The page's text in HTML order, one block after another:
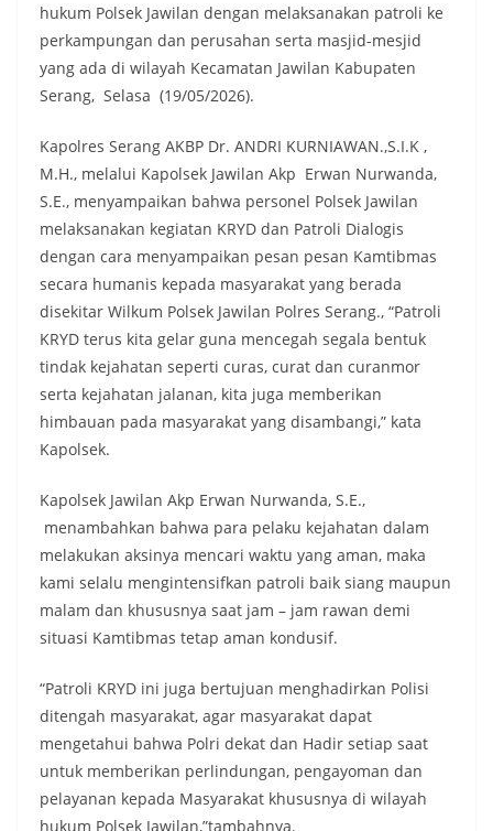
hukum Polsek Jawilan dengan melaksanakan patroli ke
perkampungan dan perusahan serta masjid-mesjid
yang ada di wilayah Kecamatan Jawilan Kabupaten
Serang, Selasa (19/05/2026).
Kapolres Serang AKBP Dr. ANDRI KURNIAWAN.,S.I.K ,
M.H., melalui Kapolsek Jawilan Akp Erwan Nurwanda,
S.E., menyampaikan bahwa personel Polsek Jawilan
melaksanakan kegiatan KRYD dan Patroli Dialogis
dengan cara menyampaikan pesan pesan Kamtibmas
secara humanis kepada masyarakat yang berada
disekitar Wilkum Polsek Jawilan Polres Serang., “Patroli
KRYD terus kita gelar guna mencegah segala bentuk
tindak kejahatan seperti curas, curat dan curanmor
serta kejahatan jalanan, kita juga memberikan
himbauan pada masyarakat yang disambangi,” kata
Kapolsek.
Kapolsek Jawilan Akp Erwan Nurwanda, S.E.,
menambahkan bahwa para pelaku kejahatan dalam
melakukan aksinya mencari waktu yang aman, maka
kami selalu mengintensifkan patroli baik siang maupun
malam dan khususnya saat jam – jam rawan demi
situasi Kamtibmas tetap aman kondusif.
“Patroli KRYD ini juga bertujuan menghadirkan Polisi
ditengah masyarakat, agar masyarakat dapat
mengetahui bahwa Polri dekat dan Hadir setiap saat
untuk memberikan perlindungan, pengayoman dan
pelayanan kepada Masyarakat khususnya di wilayah
hukum Polsek Jawilan,”tambahnya.